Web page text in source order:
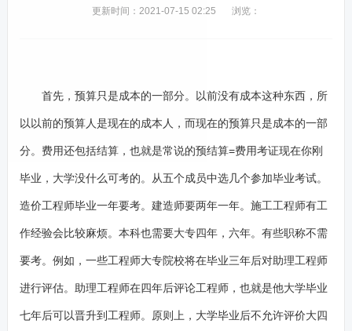
更新时间：2021-07-15 02:25 浏览：
首先，预算只是成本的一部分。以前没有成本这种东西，所
以以前的预算人是现在的成本人，而现在的预算只是成本的一部
分。费用还包括结算，也就是常说的预结算=费用考证现在你刚
毕业，大学没什么可考的。从五个成员中选几个参加毕业考试。
造价工程师毕业一年要考。建造师要两年一年。施工工程师有工
作经验会比较麻烦。本科也需要大专四年，六年。有些职称不需
要考。例如，一些工程师大专院校将在毕业三年后对助理工程师
进行评估。助理工程师在四年后评论工程师，也就是他大学毕业
七年后可以晋升到工程师。原则上，大学毕业后不允许评价大四